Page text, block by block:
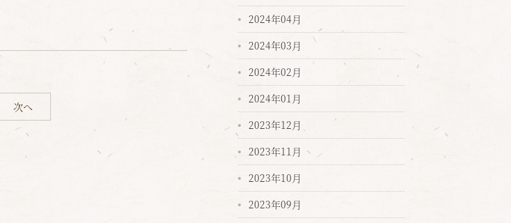
次へ
2024年04月
2024年03月
2024年02月
2024年01月
2023年12月
2023年11月
2023年10月
2023年09月